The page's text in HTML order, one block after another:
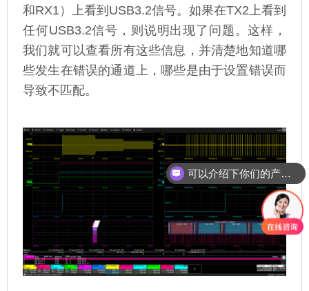
和RX1）上看到USB3.2信号。如果在TX2上看到
任何USB3.2信号，则说明出现了问题。这样，
我们就可以查看所有这些信息，并清楚地知道哪
些发生在错误的通道上，哪些是由于设置错误而
导致不匹配。
可以介绍下你们的产品么